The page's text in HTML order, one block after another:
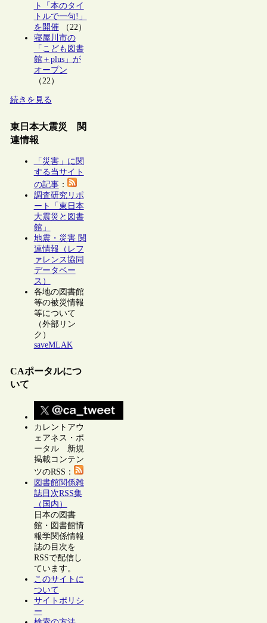
ト「本のタイ
トルで一句!」
を開催（22）
寝屋川市の
「こども図書
館＋plus」が
オープン
（22）
続きを見る
東日本大震災 関
連情報
「災害」に関
する当サイト
の記事：
調査研究リポ
ート「東日本
大震災と図書
館」
地震・災害 関
連情報（レフ
ァレンス協同
データベー
ス）
各地の図書館
等の被災情報
等について
（外部リン
ク）
saveMLAK
CAポータルにつ
いて
カレントアウ
ェアネス・ポ
ータル 新規
掲載コンテン
ツのRSS：
図書館関係雑
誌目次RSS集
（国内）
日本の図書
館・図書館情
報学関係情報
誌の目次を
RSSで配信し
ています。
このサイトに
ついて
サイトポリシ
ー